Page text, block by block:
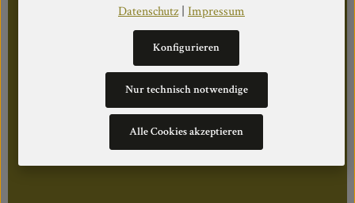
Cookie Einstellungen
Datenschutz| Impressum
Nur technisch notwendige
Konfigurieren
Alle Cookies akzeptieren